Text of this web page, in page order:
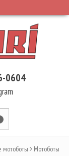
0604
мотоботы
Мотоботы